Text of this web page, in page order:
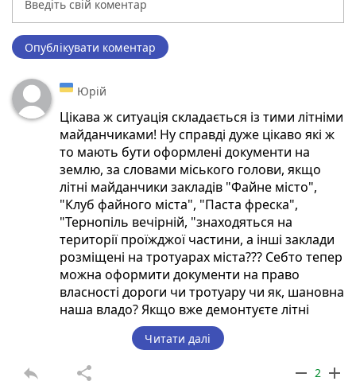
Опублікувати коментар
Юрій
Цікава ж ситуація складається із тими літніми
майданчиками! Ну справді дуже цікаво які ж
то мають бути оформлені документи на
землю, за словами міського голови, якщо
літні майданчики закладів "Файне місто",
"Клуб файного міста", "Паста фреска",
"Тернопіль вечірній, "знаходяться на
території проїжджої частини, а інші заклади
розміщені на тротуарах міста??? Себто тепер
можна оформити документи на право
власності дороги чи тротуару чи як, шановна
наша владо? Якщо вже демонтуєте літні
майданчики закладів громадського
харчування, тоді ВИКЛЮЧНО усі, а якщо ні,
то нехай усі заклади матимуть право
залишати літні майданчики на постійно,
Читати далі
reply share remove 2 add